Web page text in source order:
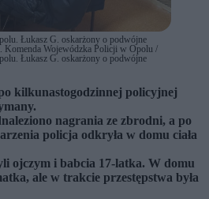
Łukasz G. oskarżony o podwójne
Komenda Wojewódzka Policji w Opolu /
Łukasz G. oskarżony o podwójne
kilkunastogodzinnej policyjnej
nagrania ze zbrodni, a po
policja odkryła w domu ciała
ojczym i babcia 17-latka. W domu
ale w trakcie przestępstwa była